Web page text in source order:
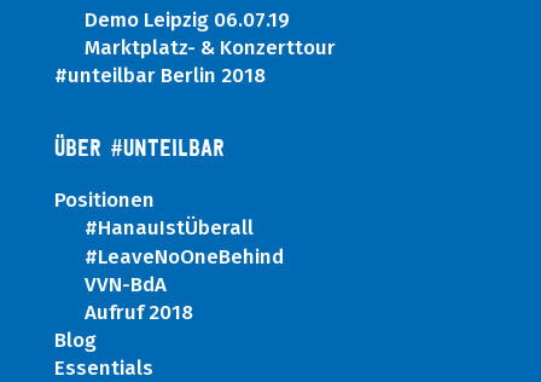
Demo Leipzig 06.07.19
Marktplatz- & Konzerttour
#unteilbar Berlin 2018
ÜBER #UNTEILBAR
Positionen
#HanauIstÜberall
#LeaveNoOneBehind
VVN-BdA
Aufruf 2018
Blog
Essentials